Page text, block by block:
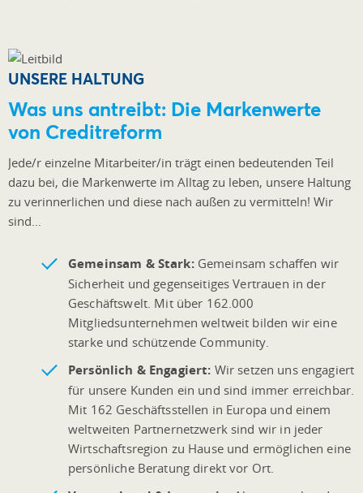
UNSERE HALTUNG
Was uns antreibt: Die Markenwerte
von Creditreform
Jede/r einzelne Mitarbeiter/in trägt einen bedeutenden Teil
dazu bei, die Markenwerte im Alltag zu leben, unsere Haltung
zu verinnerlichen und diese nach außen zu vermitteln! Wir
sind...
Gemeinsam & Stark:Gemeinsam schaffen wir
Sicherheit und gegenseitiges Vertrauen in der
Geschäftswelt. Mit über 162.000
Mitgliedsunternehmen weltweit bilden wir eine
starke und schützende Community.
Persönlich & Engagiert: Wir setzen uns engagiert
für unsere Kunden ein und sind immer erreichbar.
Mit 162 Geschäftsstellen in Europa und einem
weltweiten Partnernetzwerk sind wir in jeder
Wirtschaftsregion zu Hause und ermöglichen eine
persönliche Beratung direkt vor Ort.